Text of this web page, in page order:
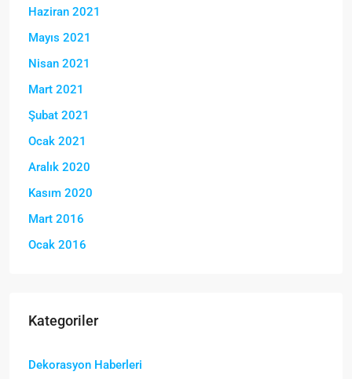
Haziran 2021
Mayıs 2021
Nisan 2021
Mart 2021
Şubat 2021
Ocak 2021
Aralık 2020
Kasım 2020
Mart 2016
Ocak 2016
Kategoriler
Dekorasyon Haberleri